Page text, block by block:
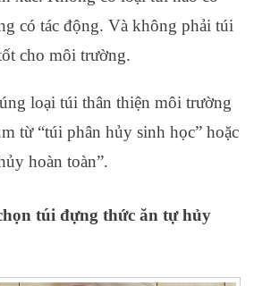
có tác động. Và không phải túi
cho môi trường.
loại túi thân thiện môi trường
từ “túi phân hủy sinh học” hoặc
hoàn toàn”.
túi đựng thức ăn tự hủy